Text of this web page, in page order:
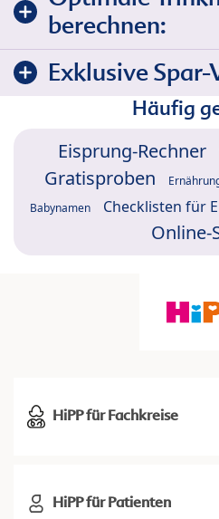
berechnen:
Exklusive
Häufig
Eisprung-Rechner
Gratisproben
Babynamen Checklisten für
Online-
HiPP für Fachkreise
HiPP für Patienten